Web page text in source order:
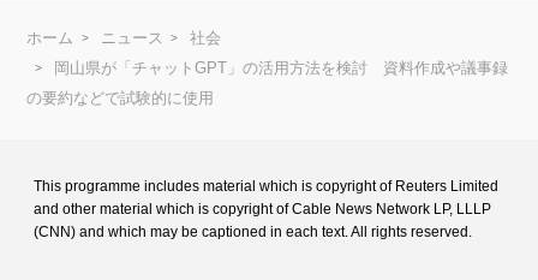
ホーム ニュース
社会
岡山県が「チャットGPT」の活用方法を検討 資料作成や議事録
の要約などで試験的に使用
This programme includes material which is copyright of Reuters Limited
and other material which is copyright of Cable News Network LP, LLLP
(CNN) and which may be captioned in each text. All rights reserved.